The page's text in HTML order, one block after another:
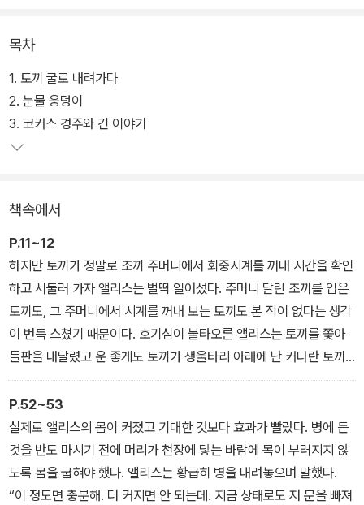
심심하고 따분한 날을 보내던 앨리스는 어느 날 흰 토끼를 쫓아 이상
한 나라로 들어간다. 그곳에서 앨리스는 기묘하고 놀라운 일들을 체
험한다. 거인처럼 키가 커지거나 작아져서 당혹스러운 상황에 처하
고, 뿐만 아니라 담배 피우는 애벌레, 체셔 고양이 등 희한한 동물들과
만나 이야기를 나눈다. 이상한 나라에서 이상한 경험들을 한 앨리스
목차
1. 토끼 굴로 내려가다
2. 눈물 웅덩이
3. 코커스 경주와 긴 이야기
책속에서
P.11~12
하지만 토끼가 정말로 조끼 주머니에서 회중시계를 꺼내 시간을 확인
하고 서둘러 가자 앨리스는 벌떡 일어섰다. 주머니 달린 조끼를 입은
토끼도, 그 주머니에서 시계를 꺼내 보는 토끼도 본 적이 없다는 생각
이 번득 스쳤기 때문이다. 호기심이 불타오른 앨리스는 토끼를 쫓아
들판을 내달렸고 운 좋게도 토끼가 생울타리 아래에 난 커다란 토끼
굴로 얼른 들어가는 모습을 때마침 보게 되었다. 앨리스는 대체 어떻
게 다시 밖으로 나올지는 한 번도 생각해보지 않은 채 토끼를 쫓아 홀
연히 토끼 굴로 내려갔다.
P.52~53
실제로 앨리스의 몸이 커졌고 기대한 것보다 효과가 빨랐다. 병에 든
것을 반도 마시기 전에 머리가 천장에 닿는 바람에 목이 부러지지 않
도록 몸을 굽혀야 했다. 앨리스는 황급히 병을 내려놓으며 말했다.
“이 정도면 충분해. 더 커지면 안 되는데. 지금 상태로도 저 문을 빠져